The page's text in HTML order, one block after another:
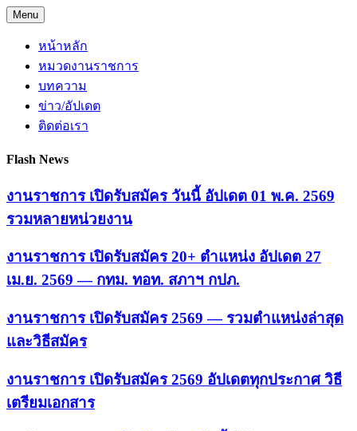
Skip
to
content
Menu
หน้าหลัก
หมวดงานราชการ
บทความ
ข่าว/อัปเดต
ติดต่อเรา
Flash News
งานราชการ เปิดรับสมัคร วันนี้ อัปเดต 01 พ.ค. 2569
รวมหลายหน่วยงาน
งานราชการ เปิดรับสมัคร 20+ ตำแหน่ง อัปเดต 27
เม.ย. 2569 — กทม. ทอท. สภาฯ กปภ.
งานราชการ เปิดรับสมัคร 2569 — รวมตำแหน่งล่าสุด
และวิธีสมัคร
งานราชการ เปิดรับสมัคร 2569 อัปเดตทุกประกาศ วิธี
เตรียมเอกสาร